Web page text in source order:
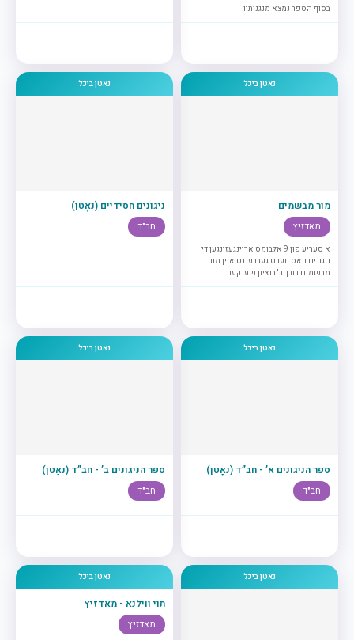
בסוף הספר נמצא מנגנותיו
נאטן ביכל
מור מבשמים
מאדזיץ
א סעריע פון 9 אלבומס אריינגעזינגען די
ניגונים וואס ווערט געברענגט אןין מור
מבשמים דורך ר' בנציון שענקער
נאטן ביכל
ניגונים חסידיים (נאָטן)
חב"ד
נאטן ביכל
ספר הניגונים א’ - חב”ד (נאָטן)
חב"ד
נאטן ביכל
ספר הניגונים ב’ - חב”ד (נאָטן)
חב"ד
נאטן ביכל נאטן ביכל
תוי ווילנא - מאדזיץ
מאדזיץ